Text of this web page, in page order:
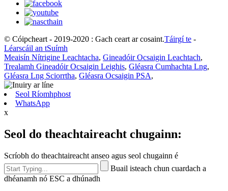
© Cóipcheart - 2019-2020 : Gach ceart ar cosaint.Táirgí te -
Léarscáil an tSuímh
Meaisín Nítrigine Leachtacha, Gineadóir Ocsaigin Leachtach,
Trealamh Gineadóir Ocsaigin Leighis, Gléasra Cumhachta Lng,
Gléasra Lng Sciorrtha, Gléasra Ocsaigin PSA,
Seol Ríomhphost
WhatsApp
x
Seol do theachtaireacht chugainn:
Scríobh do theachtaireacht anseo agus seol chugainn é
Buail isteach chun cuardach a
dhéanamh nó ESC a dhúnadh